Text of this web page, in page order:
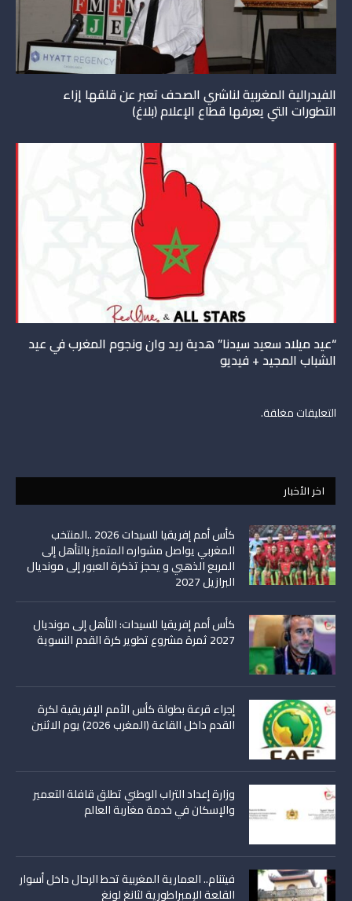
الفيدرالية المغربية لناشري الصحف تعبر عن قلقها إزاء
التطورات التي يعرفها قطاع الإعلام (بلاغ)
“عيد ميلاد سعيد سيدنا” هدية ريد وان ونجوم المغرب في عيد
الشباب المجيد + فيديو
التعليقات مغلقة.
اخر الأخبار
كأس أمم إفريقيا للسيدات 2026 ..المنتخب
المغربي يواصل مشواره المتميز بالتأهل إلى
المربع الذهبي و يحجز تذكرة العبور إلى مونديال
البرازيل 2027
كأس أمم إفريقيا للسيدات: التأهل إلى مونديال
2027 ثمرة مشروع تطوير كرة القدم النسوية
إجراء قرعة بطولة كأس الأمم الإفريقية لكرة
القدم داخل القاعة (المغرب 2026) يوم الاثنين
وزارة إعداد التراب الوطني تطلق قافلة التعمير
والإسكان في خدمة مغاربة العالم
فيتنام.. العمارية المغربية تحط الرحال داخل أسوار
القلعة الإمبراطورية لثانغ لونغ